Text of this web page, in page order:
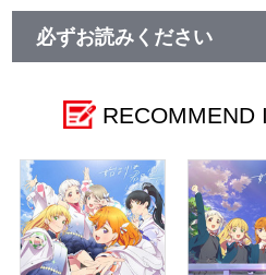
必ずお読みください
販売元 (株)バンダイナムコフィ
RECOMMEND